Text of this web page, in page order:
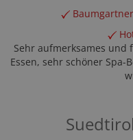
Sehr aufmerksames und
Essen, sehr schöner